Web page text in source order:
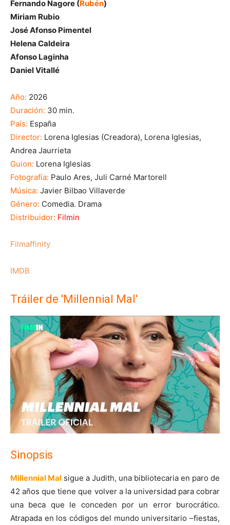
Fernando Nagore (Rubén)
Miriam Rubio
José Afonso Pimentel
Helena Caldeira
Afonso Laginha
Daniel Vitallé
Año: 2026
Duración: 30 min.
País: España
Director: Lorena Iglesias (Creadora), Lorena Iglesias,
Andrea Jaurrieta
Guion: Lorena Iglesias
Fotografía: Paulo Ares, Juli Carné Martorell
Música: Javier Bilbao Villaverde
Género: Comedia. Drama
Distribuidor: Filmin
Filmaffinity
IMDB
Tráiler de 'Millennial Mal'
Sinopsis
Millennial Mal sigue a Judith, una bibliotecaria en paro de
42 años que tiene que volver a la universidad para cobrar
una beca que le conceden por un error burocrático.
Atrapada en los códigos del mundo universitario –fiestas,